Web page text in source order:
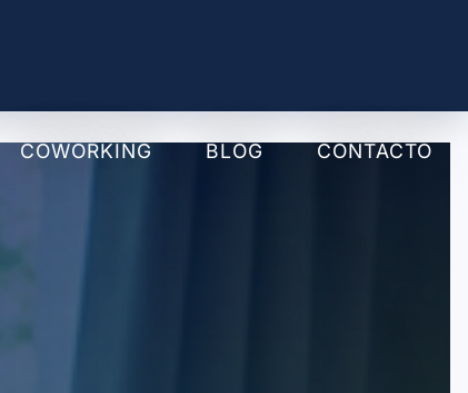
COWORKING BLOG CONTACTO